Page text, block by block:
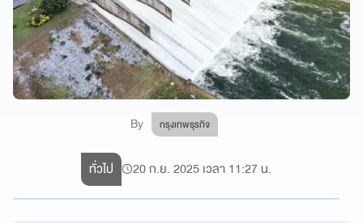
By กรุงเทพธุรกิจ
ทั่วไป 20 ก.ย. 2025 เวลา 11:27 น.